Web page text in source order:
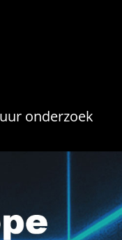
onderzoek